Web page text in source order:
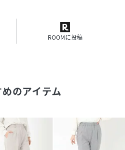
ROOMに投稿
のアイテム